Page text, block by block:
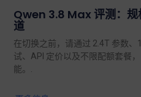
Qwen 3.8 Max 评测：规
道
在切换之前，请通过 2.4T 参数、
试、API 定价以及不限配额套餐
能。.